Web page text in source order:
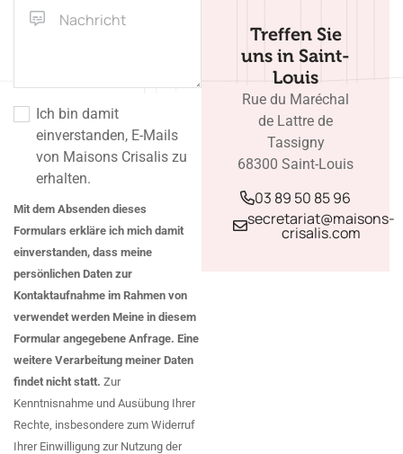
Ich bin damit
einverstanden, E-Mails
von Maisons Crisalis zu
erhalten.
Mit dem Absenden dieses
Formulars erkläre ich mich damit
einverstanden, dass meine
persönlichen Daten zur
Kontaktaufnahme im Rahmen von
verwendet werden Meine in diesem
Formular angegebene Anfrage. Eine
weitere Verarbeitung meiner Daten
findet nicht statt. Zur
Kenntnisnahme und Ausübung Ihrer
Rechte, insbesondere zum Widerruf
Ihrer Einwilligung zur Nutzung der
Treffen Sie
uns in Saint-
Louis​
Rue du Maréchal
de Lattre de
Tassigny
68300 Saint-Louis
03 89 50 85 96
secretariat@maisons-
crisalis.com